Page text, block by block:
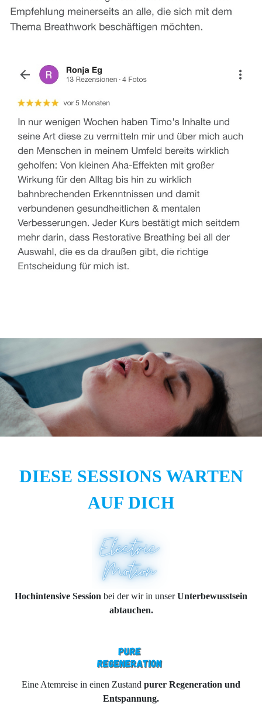
DIESE SESSIONS WARTEN
AUF DICH
Hochintensive Session bei der wir in unserUnterbewusstsein
abtauchen.
Eine Atemreise in einen Zustand purer Regeneration und
Entspannung.